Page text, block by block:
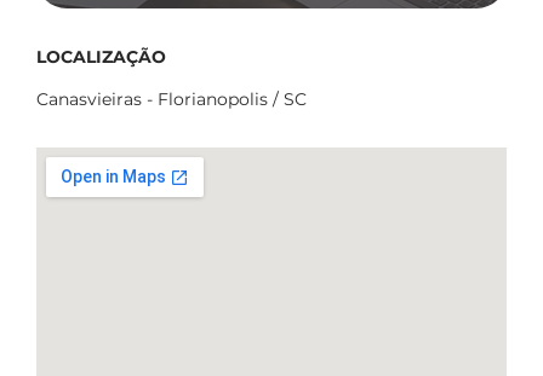
LOCALIZAÇÃO
Canasvieiras - Florianopolis / SC